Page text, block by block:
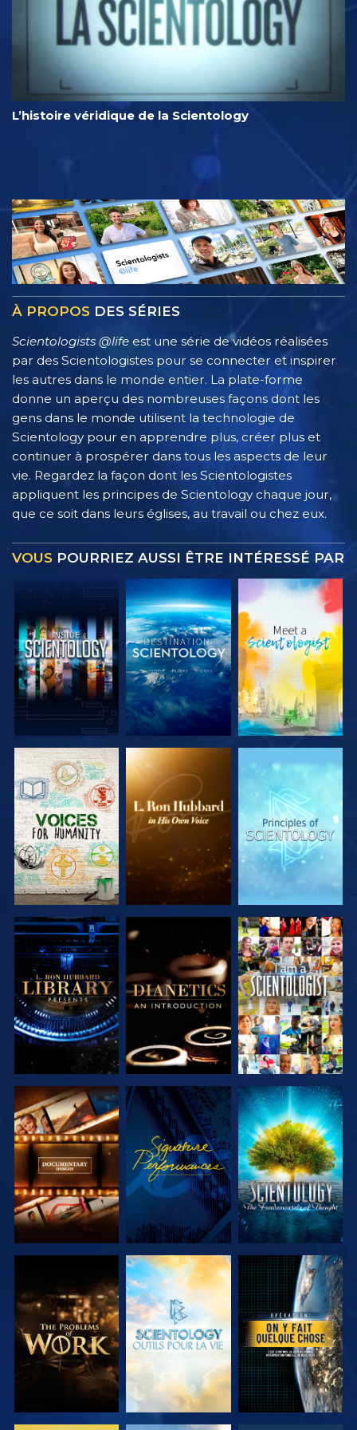
L’histoire véridique de la Scientology
À PROPOS DES SÉRIES
Scientologists @life est une série de vidéos réalisées
par des Scientologistes pour se connecter et inspirer
les autres dans le monde entier. La plate-forme
donne un aperçu des nombreuses façons dont les
gens dans le monde utilisent la technologie de
Scientology pour en apprendre plus, créer plus et
continuer à prospérer dans tous les aspects de leur
vie. Regardez la façon dont les Scientologistes
appliquent les principes de Scientology chaque jour,
que ce soit dans leurs églises, au travail ou chez eux.
VOUS POURRIEZ AUSSI ÊTRE INTÉRESSÉ PAR
DÉCOUVRIR
LES SÉRIES
DÉCOUVRIR
LES SÉRIES
DÉCOUVRIR
LES SÉRIES
DÉCOUVRIR
LES SÉRIES
DÉCOUVRIR
LES SÉRIES
REGARDER
DÉCOUVRIR
LES SÉRIES
REGARDER
DÉCOUVRIR
LES SÉRIES
DÉCOUVRIR
LES SÉRIES
DÉCOUVRIR
LES SÉRIES
REGARDER